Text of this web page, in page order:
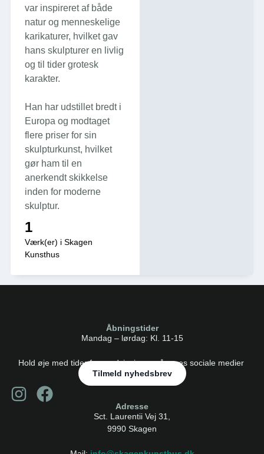
var inspireret af både
natur og menneskelige
karikaturer, hvilket gav
hans skulpturer en livlig
og til tider grotesk
karakter.
Han har udstillet bredt i
Europa og modtaget
flere priser for sin
skulpturkunst, hvilket
gør ham til en
anerkendt skikkelse
inden for moderne
skulptur.
1
Værk(er) i Skagen
Kunsthus
Åbningstider
Mandag – lørdag: Kl. 11-15
Hold øje med tider for rundvisninger på vores sociale medier
Tilmeld nyhedsbrev
Adresse
Sct. Laurentii Vej 31,
9990 Skagen